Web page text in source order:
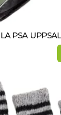
PSA